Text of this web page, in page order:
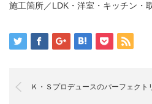
施工箇所／LDK・洋室・キッチン・
Ｋ・Ｓプロデュースのパーフェクト